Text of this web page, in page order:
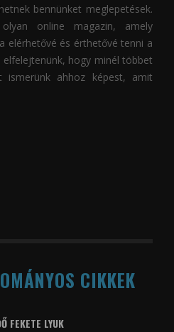
bennünket meglepetések.
online magazin, amely
elérhetővé és érthetővé tenni a
hogy minél többet
ismerünk ahhoz képest, amit
CIKKEK
FEKETE LYUK